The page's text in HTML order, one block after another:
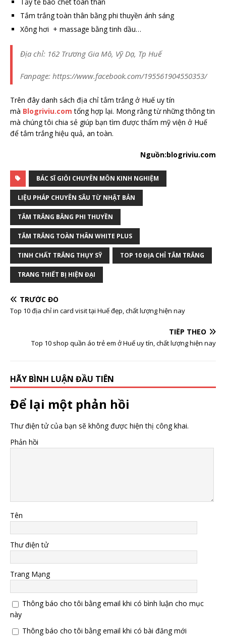
Tắm trắng toàn thân bằng phi thuyền ánh sáng
Xông hơi + massage bằng tinh dầu…
Địa chỉ: 162 Trương Gia Mô, Vỹ Dạ, Tp Huế
Fanpage: https://www.facebook.com/195561904550353/
Trên đây danh sách địa chỉ tắm trắng ở Huế uy tín
mà Blogriviu.com tổng hợp lại. Mong rằng từ những thông tin
mà chúng tôi chia sẻ giúp bạn tìm được thẩm mỹ viện ở Huế
để tắm trắng hiệu quả, an toàn.
Nguồn:blogriviu.com
BÁC SĨ GIỎI CHUYÊN MÔN KINH NGHIỆM
LIỆU PHÁP CHUYÊN SÂU TỪ NHẬT BẢN
TẮM TRẮNG BẰNG PHI THUYỀN
TẮM TRẮNG TOÀN THÂN WHITE PLUS
TINH CHẤT TRẮNG THỤY SỸ TOP 10 ĐỊA CHỈ TẮM TRẮNG
TRANG THIẾT BỊ HIỆN ĐẠI
TRƯỚC ĐÓ
Top 10 địa chỉ in card visit tại Huế đẹp, chất lượng hiện nay
TIẾP THEO
Top 10 shop quần áo trẻ em ở Huế uy tín, chất lượng hiện nay
HÃY BÌNH LUẬN ĐẦU TIÊN
Để lại một phản hồi
Thư điện tử của bạn sẽ không được hiện thị công khai.
Phản hồi
Tên
Thư điện tử
Trang Mạng
Thông báo cho tôi bằng email khi có bình luận cho mục
này
Thông báo cho tôi bằng email khi có bài đăng mới